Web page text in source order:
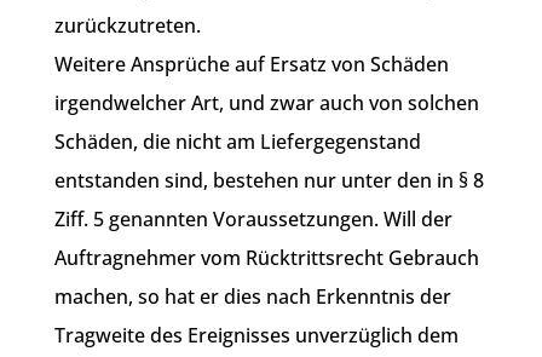
zurückzutreten.
Weitere Ansprüche auf Ersatz von Schäden
irgendwelcher Art, und zwar auch von solchen
Schäden, die nicht am Liefergegenstand
entstanden sind, bestehen nur unter den in § 8
Ziff. 5 genannten Voraussetzungen. Will der
Auftragnehmer vom Rücktrittsrecht Gebrauch
machen, so hat er dies nach Erkenntnis der
Tragweite des Ereignisses unverzüglich dem